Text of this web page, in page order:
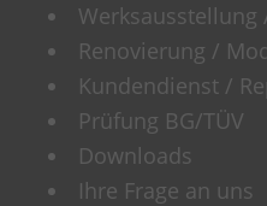
Werksausstellung
Renovierung /
Kundendienst /
Prüfung BG/TÜV
Downloads
Ihre Frage an uns